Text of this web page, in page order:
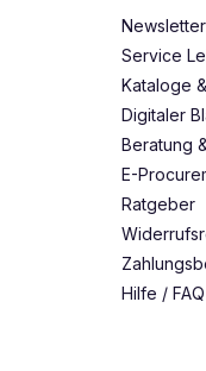
Newsletter
Service
Kataloge
Digitaler
Beratung
E-
Ratgeber
Hilfe / FAQ